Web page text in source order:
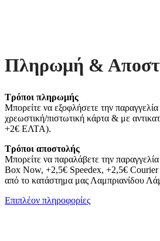
Πληρωμή &
Τρόποι πληρωμής
Μπορείτε να εξοφλήσετε την
χρεωστική/πιστωτική κάρτα & με
+2€ ΕΛΤΑ).
Τρόποι αποστολής
Μπορείτε να παραλάβετε την
Box Now, +2,5€ Speedex, +2,5€
από το κατάστημα μας Λαμπριανίδου
Επιπλέον πληροφορίες